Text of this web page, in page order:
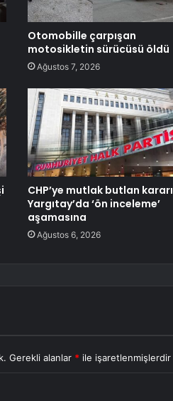
Otomobille çarpışan
motosikletin sürücüsü öldü
Ağustos 7, 2026
CHP’ye mutlak butlan kararı
Yargıtay’da ‘ön inceleme’
aşamasına
Ağustos 6, 2026
Gerekli alanlar * ile işaretlenmişlerdir